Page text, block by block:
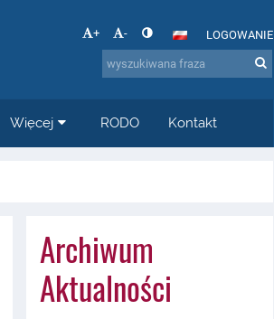
+ - LOGOWANIE
Więcej RODO Kontakt
Archiwum
Aktualności